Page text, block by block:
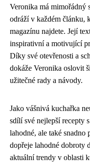
Veronika má mimořádný
odráží v každém článku,
magazínu najdete. Její
inspirativní a motivující
Díky své otevřenosti a
dokáže Veronika oslovit
užitečné rady a návody.
Jako vášnivá kuchařka
sdílí své nejlepší recepty
lahodné, ale také
dopřeje lahodné dobroty
aktuální trendy v oblasti